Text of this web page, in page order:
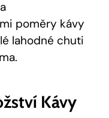
poměry kávy
lahodné chuti
Kávy